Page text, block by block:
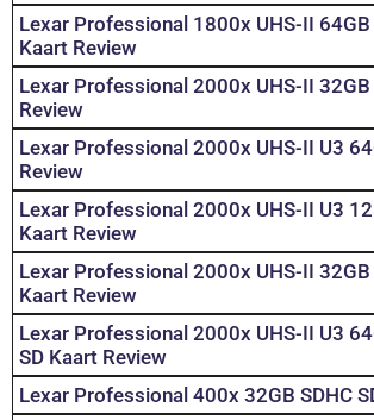
Lexar Professional 1800x UHS-II 64GB
Kaart Review
Lexar Professional 2000x UHS-II 32GB
Review
Lexar Professional 2000x UHS-II U3
Review
Lexar Professional 2000x UHS-II U3
Kaart Review
Lexar Professional 2000x UHS-II 32GB
Kaart Review
Lexar Professional 2000x UHS-II U3
SD Kaart Review
Lexar Professional 400x 32GB SDHC